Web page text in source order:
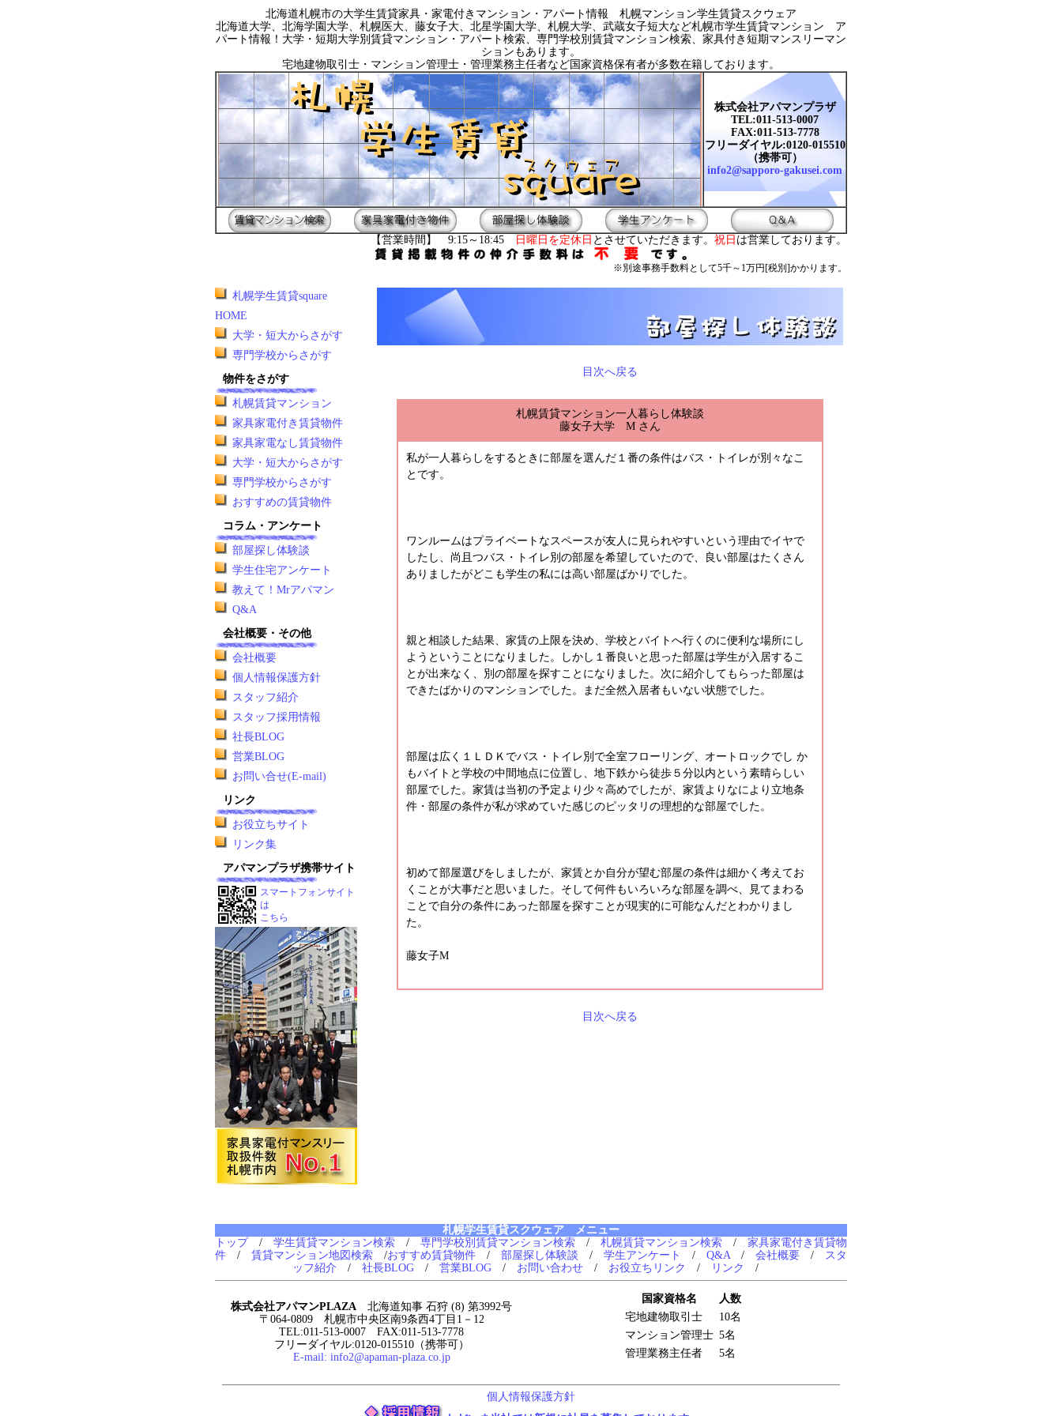
北海道札幌市の大学生賃貸家具・家電付きマンション・アパート情報 札幌マンション学生賃貸スクウェア
北海道大学、北海学園大学、札幌医大、藤女子大、北星学園大学、札幌大学、武蔵女子短大など札幌市学生賃貸マンション ア
パート情報！大学・短期大学別賃貸マンション・アパート検索、専門学校別賃貸マンション検索、家具付き短期マンスリーマン
ションもあります。
宅地建物取引士・マンション管理士・管理業務主任者など国家資格保有者が多数在籍しております。
株式会社アパマンプラザ
TEL:011-513-0007
FAX:011-513-7778
フリーダイヤル:0120-015510
（携帯可）
info2@sapporo-gakusei.com
【営業時間】 9:15～18:45 日曜日を定休日 とさせていただきます。 祝日 は営業しております。
※別途事務手数料として5千～1万円[税別]かかります。
目次へ戻る
札幌賃貸マンション一人暮らし体験談
藤女子大学 M さん
私が一人暮らしをするときに部屋を選んだ１番の条件はバス・トイレが別々なこ
とです。
ワンルームはプライベートなスペースが友人に見られやすいという理由でイヤで
したし、尚且つバス・トイレ別の部屋を希望していたので、良い部屋はたくさん
ありましたがどこも学生の私には高い部屋ばかりでした。
親と相談した結果、家賃の上限を決め、学校とバイトへ行くのに便利な場所にし
ようということになりました。しかし１番良いと思った部屋は学生が入居するこ
とが出来なく、別の部屋を探すことになりました。次に紹介してもらった部屋は
できたばかりのマンションでした。まだ全然入居者もいない状態でした。
部屋は広く１ＬＤＫでバス・トイレ別で全室フローリング、オートロックでし か
もバイトと学校の中間地点に位置し、地下鉄から徒歩５分以内という素晴らしい
部屋でした。家賃は当初の予定より少々高めでしたが、家賃よりなにより立地条
件・部屋の条件が私が求めていた感じのピッタリの理想的な部屋でした。
初めて部屋選びをしましたが、家賃とか自分が望む部屋の条件は細かく考えてお
くことが大事だと思いました。そして何件もいろいろな部屋を調べ、見てまわる
ことで自分の条件にあった部屋を探すことが現実的に可能なんだとわかりまし
た。
藤女子M
目次へ戻る
札幌学生賃貸square
HOME
大学・短大からさがす
専門学校からさがす
物件をさがす
札幌賃貸マンション
家具家電付き賃貸物件
家具家電なし賃貸物件
大学・短大からさがす
専門学校からさがす
おすすめの賃貸物件
コラム・アンケート
部屋探し体験談
学生住宅アンケート
教えて！Mrアパマン
Q&A
会社概要・その他
会社概要
個人情報保護方針
スタッフ紹介
スタッフ採用情報
社長BLOG
営業BLOG
お問い合せ(E-mail)
リンク
お役立ちサイト
リンク集
アパマンプラザ携帯サイト
スマートフォンサイト
は
こちら
札幌学生賃貸スクウェア メニュー
トップ / 学生賃貸マンション検索 / 専門学校別賃貸マンション検索 / 札幌賃貸マンション検索 / 家具家電付き賃貸物
件 / 賃貸マンション地図検索 /おすすめ賃貸物件 / 部屋探し体験談 / 学生アンケート / Q&A/ 会社概要 / スタ
ッフ紹介 / 社長BLOG / 営業BLOG / お問い合わせ / お役立ちリンク / リンク /
株式会社アパマンPLAZA 北海道知事 石狩 (8) 第3992号
〒064-0809 札幌市中央区南9条西4丁目1－12
TEL:011-513-0007 FAX:011-513-7778
フリーダイヤル:0120-015510（携帯可）
E-mail: info2@apaman-plaza.co.jp
国家資格名
人数
宅地建物取引士
10名
マンション管理士 5名
管理業務主任者
5名
個人情報保護方針